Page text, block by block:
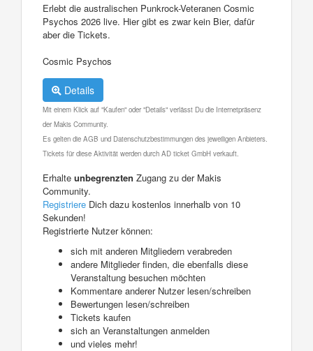
Erlebt die australischen Punkrock-Veteranen Cosmic
Psychos 2026 live. Hier gibt es zwar kein Bier, dafür
aber die Tickets.
Cosmic Psychos
Details
Mit einem Klick auf "Kaufen" oder "Details" verlässt Du die Internetpräsenz
der Makis Community.
Es gelten die AGB und Datenschutzbestimmungen des jeweiligen Anbieters.
Tickets für diese Aktivität werden durch AD ticket GmbH verkauft.
Erhalte unbegrenzten Zugang zu der Makis
Community.
Registriere Dich dazu kostenlos innerhalb von 10
Sekunden!
Registrierte Nutzer können:
sich mit anderen Mitgliedern verabreden
andere Mitglieder finden, die ebenfalls diese
Veranstaltung besuchen möchten
Kommentare anderer Nutzer lesen/schreiben
Bewertungen lesen/schreiben
Tickets kaufen
sich an Veranstaltungen anmelden
und vieles mehr!